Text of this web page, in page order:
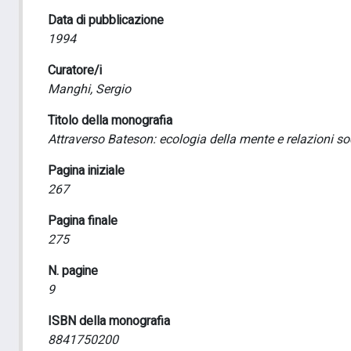
Data di pubblicazione
1994
Curatore/i
Manghi, Sergio
Titolo della monografia
Attraverso Bateson: ecologia della mente e relazioni
Pagina iniziale
267
Pagina finale
275
N. pagine
9
ISBN della monografia
8841750200